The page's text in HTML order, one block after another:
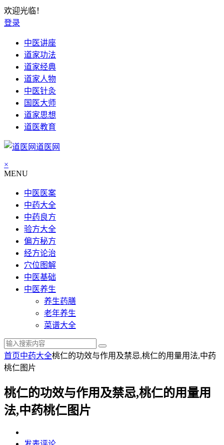
欢迎光临！
登录
中医讲座
道家功法
道家经典
道家人物
中医针灸
国医大师
道家思想
道医教育
道医网
×
MENU
中医医案
中药大全
中药良方
验方大全
偏方秘方
经方论治
穴位图解
中医基础
中医养生
养生药膳
老年养生
菜谱大全
首页中药大全桃仁的功效与作用及禁忌,桃仁的用量用法,中药
桃仁图片
桃仁的功效与作用及禁忌,桃仁的用量用
法,中药桃仁图片